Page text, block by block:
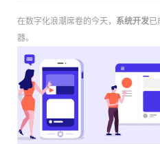
在数字化浪潮席卷的今天， 系统开发已
器。